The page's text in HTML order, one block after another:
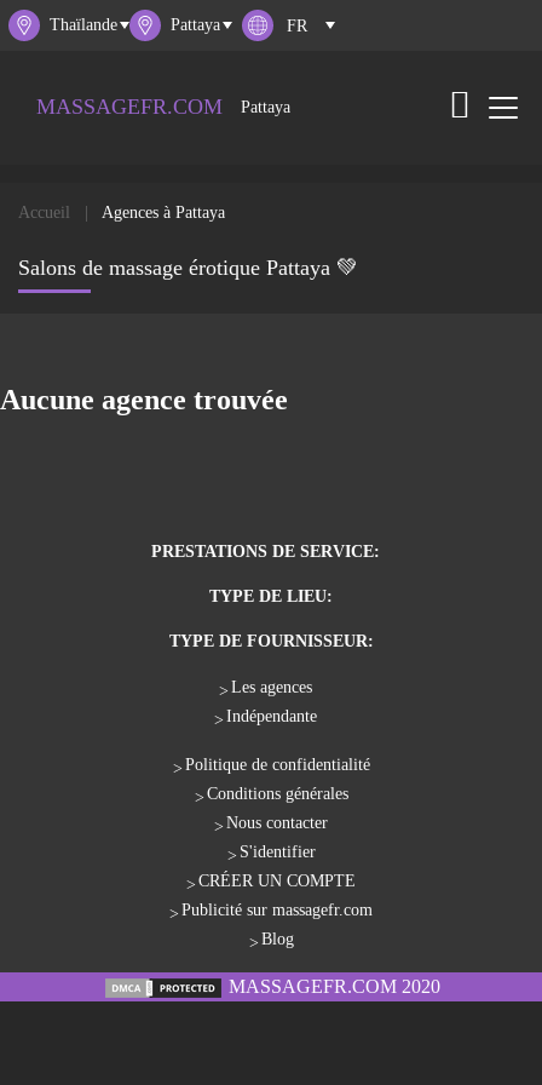
Thaïlande Pattaya
MASSAGEFR.COM Pattaya
Accueil Agences à Pattaya
Salons de massage érotique Pattaya 💚
Aucune agence trouvée
PRESTATIONS DE SERVICE:
TYPE DE LIEU:
TYPE DE FOURNISSEUR:
Les agences
Indépendante
Politique de confidentialité
Conditions générales
Nous contacter
S'identifier
CRÉER UN COMPTE
Publicité sur massagefr.com
Blog
MASSAGEFR.COM 2020